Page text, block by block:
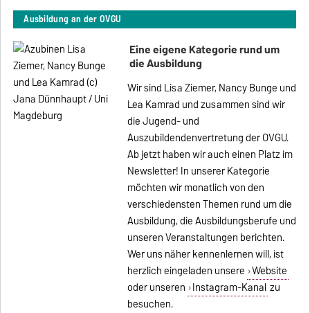
Ausbildung an der OVGU
Eine eigene Kategorie rund um
die Ausbildung
Wir sind Lisa Ziemer, Nancy Bunge und
Lea Kamrad und zusammen sind wir
die Jugend- und
Auszubildendenvertretung der OVGU.
Ab jetzt haben wir auch einen Platz im
Newsletter! In unserer Kategorie
möchten wir monatlich von den
verschiedensten Themen rund um die
Ausbildung, die Ausbildungsberufe und
unseren Veranstaltungen berichten.
Wer uns näher kennenlernen will, ist
herzlich eingeladen unsere Website
oder unseren Instagram-Kanal zu
besuchen.